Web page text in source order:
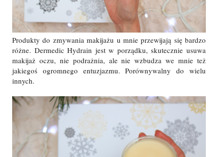
Produkty do zmywania makijażu u mnie przewijają się bardzo
różne. Dermedic Hydrain jest w porządku, skutecznie usuwa
makijaż oczu, nie podrażnia, ale nie wzbudza we mnie też
jakiegoś ogromnego entuzjazmu. Porównywalny do wielu
innych.